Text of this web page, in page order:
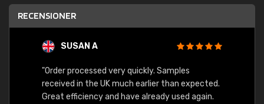
RECENSIONER
SUSAN A
"Order processed very quickly. Samples
received in the UK much earlier than expected.
Great efficiency and have already used again.